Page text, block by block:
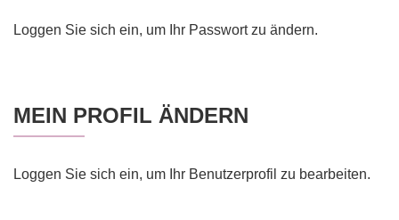
Loggen Sie sich ein, um Ihr Passwort zu ändern.
MEIN PROFIL ÄNDERN
Loggen Sie sich ein, um Ihr Benutzerprofil zu bearbeiten.